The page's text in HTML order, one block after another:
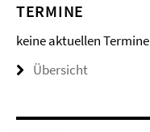
TERMINE
keine aktuellen Termine
Übersicht